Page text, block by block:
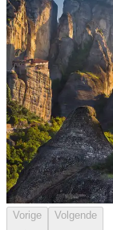
Vorige Volgende